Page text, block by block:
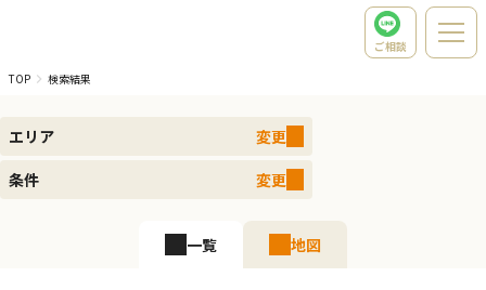
ご相談
TOP
検索結果
エリア
変更
条件
変更
一覧 地図